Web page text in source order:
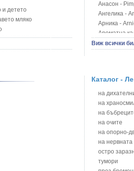
и детето
мляко
и детето
и детето
и детето
си
Анасон -
Ангелика -
Арника -
Ароматна
Арония -
Блатен
Блян
Бобови
Божур -
Борови
Босилек -
Брей -
Брош -
Бръшлян -
Бряст -
Виж всички
Каталог -
на
на
на
на очите
на опорно-
на нервната
остро
тумори